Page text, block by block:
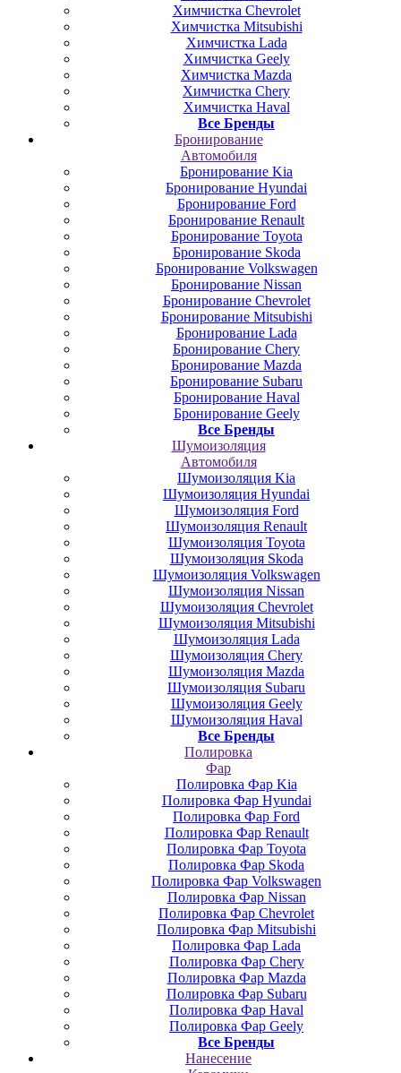
Химчистка Chevrolet
Химчистка Mitsubishi
Химчистка Lada
Химчистка Geely
Химчистка Mazda
Химчистка Chery
Химчистка Haval
Все Бренды
Бронирование
Автомобиля
Бронирование Kia
Бронирование Hyundai
Бронирование Ford
Бронирование Renault
Бронирование Toyota
Бронирование Skoda
Бронирование Volkswagen
Бронирование Nissan
Бронирование Chevrolet
Бронирование Mitsubishi
Бронирование Lada
Бронирование Chery
Бронирование Mazda
Бронирование Subaru
Бронирование Haval
Бронирование Geely
Все Бренды
Шумоизоляция
Автомобиля
Шумоизоляция Kia
Шумоизоляция Hyundai
Шумоизоляция Ford
Шумоизоляция Renault
Шумоизоляция Toyota
Шумоизоляция Skoda
Шумоизоляция Volkswagen
Шумоизоляция Nissan
Шумоизоляция Chevrolet
Шумоизоляция Mitsubishi
Шумоизоляция Lada
Шумоизоляция Chery
Шумоизоляция Mazda
Шумоизоляция Subaru
Шумоизоляция Geely
Шумоизоляция Haval
Все Бренды
Полировка
Фар
Полировка Фар Kia
Полировка Фар Hyundai
Полировка Фар Ford
Полировка Фар Renault
Полировка Фар Toyota
Полировка Фар Skoda
Полировка Фар Volkswagen
Полировка Фар Nissan
Полировка Фар Chevrolet
Полировка Фар Mitsubishi
Полировка Фар Lada
Полировка Фар Chery
Полировка Фар Mazda
Полировка Фар Subaru
Полировка Фар Haval
Полировка Фар Geely
Все Бренды
Нанесение